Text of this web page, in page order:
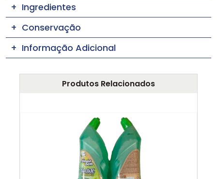
Ingredientes
Conservação
Informação Adicional
Produtos Relacionados